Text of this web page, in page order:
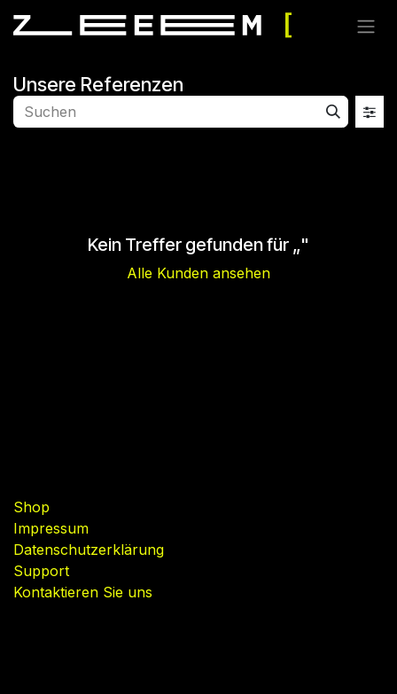
Unsere Referenzen
Kein Treffer gefunden für „"
Alle Kunden ansehen
Shop
Impressum
Datenschutzerklärung
Support
Kontaktieren Sie uns